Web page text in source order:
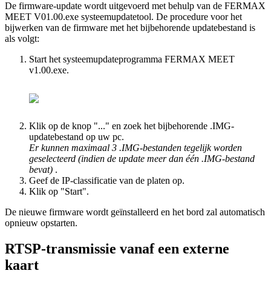
De firmware-update wordt uitgevoerd met behulp van de FERMAX
MEET V01.00.exe systeemupdatetool. De procedure voor het
bijwerken van de firmware met het bijbehorende updatebestand is
als volgt:
Start het systeemupdateprogramma FERMAX MEET
v1.00.exe.
Klik op de knop "..." en zoek het bijbehorende .IMG-
updatebestand op uw pc.
Er kunnen maximaal 3 .IMG-bestanden tegelijk worden
geselecteerd (indien de update meer dan één .IMG-bestand
bevat) .
Geef de IP-classificatie van de platen op.
Klik op "Start".
De nieuwe firmware wordt geïnstalleerd en het bord zal automatisch
opnieuw opstarten.
RTSP-transmissie vanaf een externe
kaart